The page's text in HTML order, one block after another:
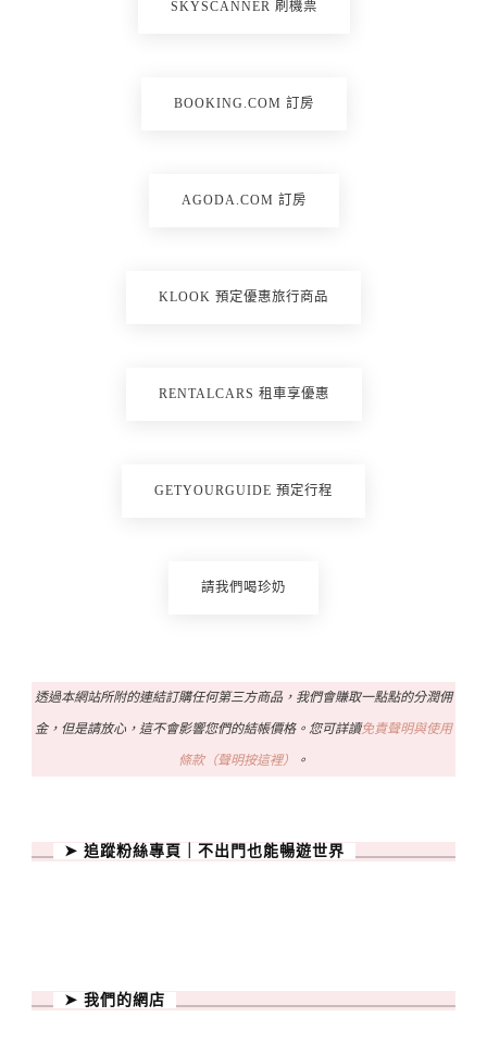
SKYSCANNER 刷機票
BOOKING.COM 訂房
AGODA.COM 訂房
KLOOK 預定優惠旅行商品
RENTALCARS 租車享優惠
GETYOURGUIDE 預定行程
請我們喝珍奶
透過本網站所附的連結訂購任何第三方商品，我們會賺取一點點的分潤佣
金，但是請放心，這不會影響您們的結帳價格。您可詳讀免責聲明與使用
條款（聲明按這裡） 。
➤ 追蹤粉絲專頁｜不出門也能暢遊世界
➤ 我們的網店